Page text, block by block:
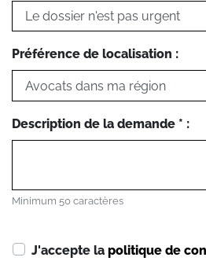
Préférence de localisation :
Description de la demande * :
Minimum 50 caractères
J'accepte la politique de